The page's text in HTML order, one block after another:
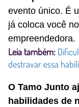
evento único. É
já coloca você
empreendedora.
Leia também:
destravar essa
O Tamo Junto
habilidades de